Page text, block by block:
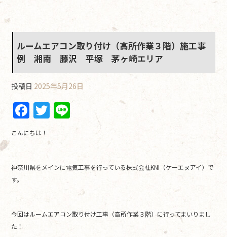
ルームエアコン取り付け（高所作業３階）施工事
例 湘南 藤沢 平塚 茅ヶ崎エリア
投稿日 2025年5月26日
F
a
c
e
b
o
k
T
er
n
こんにちは！
神奈川県をメインに電気工事を行っている株式会社KNI（ケーエヌアイ）で
す。
今回はルームエアコン取り付け工事（高所作業３階）に行ってまいりまし
た！